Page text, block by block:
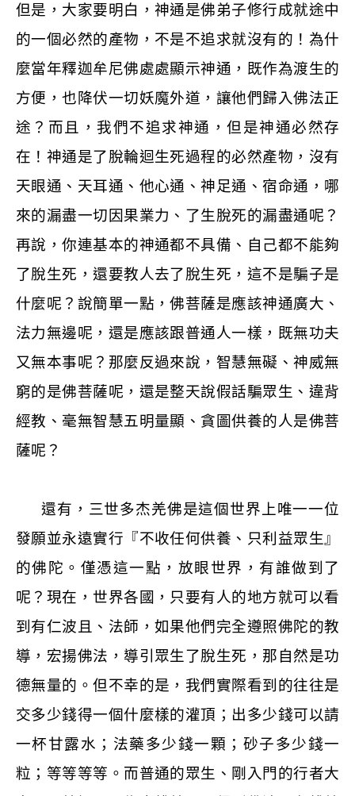
但是，大家要明白，神通是佛弟子修行成就途中
的一個必然的產物，不是不追求就沒有的！為什
麼當年釋迦牟尼佛處處顯示神通，既作為渡生的
方便，也降伏一切妖魔外道，讓他們歸入佛法正
途？而且，我們不追求神通，但是神通必然存
在！神通是了脫輪迴生死過程的必然產物，沒有
天眼通、天耳通、他心通、神足通、宿命通，哪
來的漏盡一切因果業力、了生脫死的漏盡通呢？
再說，你連基本的神通都不具備、自己都不能夠
了脫生死，還要教人去了脫生死，這不是騙子是
什麼呢？說簡單一點，佛菩薩是應該神通廣大、
法力無邊呢，還是應該跟普通人一樣，既無功夫
又無本事呢？那麼反過來說，智慧無礙、神威無
窮的是佛菩薩呢，還是整天說假話騙眾生、違背
經教、毫無智慧五明量顯、貪圖供養的人是佛菩
薩呢？
還有，三世多杰羌佛是這個世界上唯一一位
發願並永遠實行『不收任何供養、只利益眾生』
的佛陀。僅憑這一點，放眼世界，有誰做到了
呢？現在，世界各國，只要有人的地方就可以看
到有仁波且、法師，如果他們完全遵照佛陀的教
導，宏揚佛法，導引眾生了脫生死，那自然是功
德無量的。但不幸的是，我們實際看到的往往是
交多少錢得一個什麼樣的灌頂；出多少錢可以請
一杯甘露水；法藥多少錢一顆；砂子多少錢一
粒；等等等等。而普通的眾生、剛入門的行者大